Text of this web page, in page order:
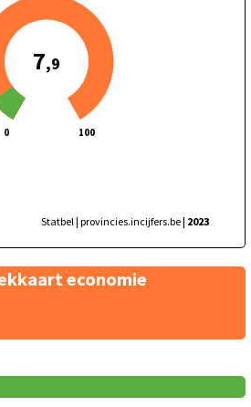
0 100
7,9
Statbel | provincies.incijfers.be| 2023
economie